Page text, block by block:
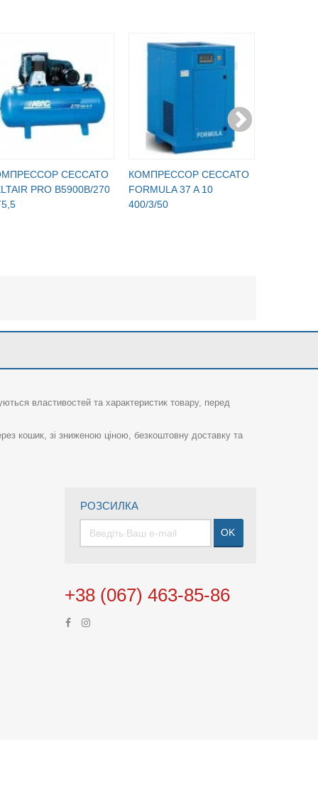
CECCATO
PRO B5900B/270
КОМПРЕССОР CECCATO
FORMULA 37 A 10
400/3/50
властивостей та характеристик товару, перед
кошик, зі зниженою ціною, безкоштовну доставку та
РОЗСИЛКА
OK
+38 (067) 463-85-86